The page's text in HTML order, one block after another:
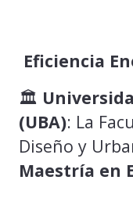
Eficiencia
🏛️
(UBA): La
Diseño y
Maestría en